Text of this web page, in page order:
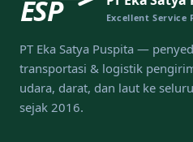
ESP Excellent Service
PT Eka Satya Puspita —
transportasi & logistik
udara, darat, dan laut ke
sejak 2016.